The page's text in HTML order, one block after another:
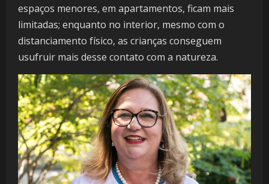
espaços menores, em apartamentos, ficam mais
limitadas; enquanto no interior, mesmo com o
distanciamento físico, as crianças conseguem
usufruir mais desse contato com a natureza.